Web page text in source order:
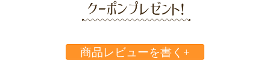
商品レビューを書く+